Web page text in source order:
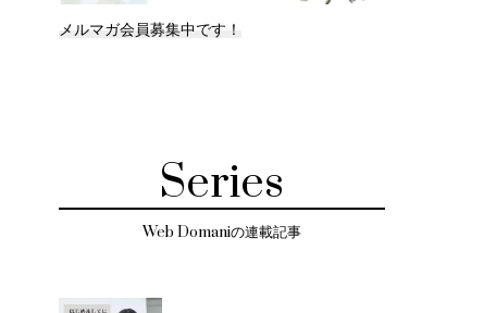
メルマガ会員募集中です！
Series
Web Domaniの連載記事